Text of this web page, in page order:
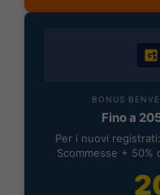
BONUS
Fino a
Per i nuovi
Scommesse +